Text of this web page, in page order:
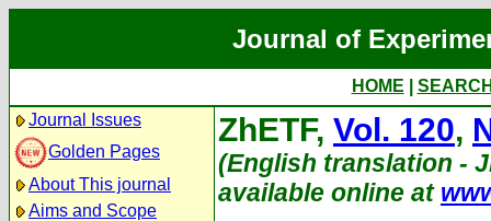
Journal of
HOME
Journal Issues
Golden Pages
About This journal
Aims and Scope
ZhETF, Vol. 120,
(English translation -
available online at